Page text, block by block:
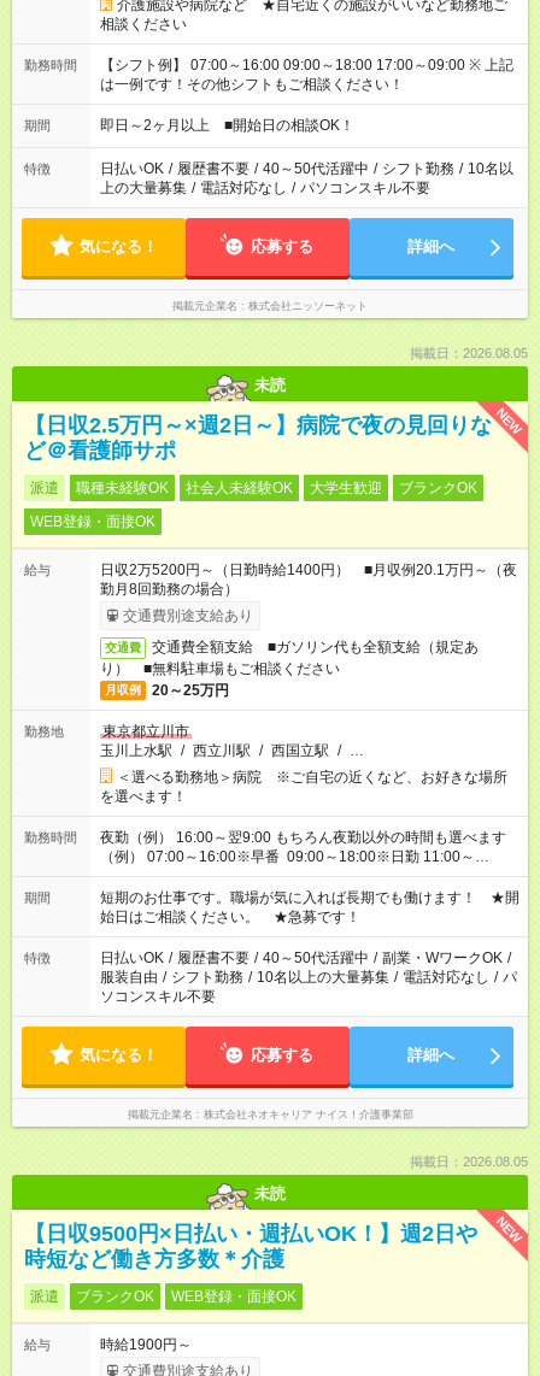
介護施設や病院など ★自宅近くの施設がいいなど勤務地ご
相談ください
勤務時間
【シフト例】 07:00～16:00 09:00～18:00 17:00～09:00 ※ 上記
は一例です！その他シフトもご相談ください！
期間 即日～2ヶ月以上 ■開始日の相談OK！
特徴 日払いOK / 履歴書不要 / 40～50代活躍中 / シフト勤務 / 10名以
上の大量募集 / 電話対応なし / パソコンスキル不要
気になる！ 応募する 詳細へ
掲載元企業名 株式会社ニッソーネット
掲載日：2026.08.05
未読
NEW
【日収2.5万円～×週2日～】病院で夜の見回りな
ど＠看護師サポ
派遣 職種未経験OK 社会人未経験OK 大学生歓迎
ブランクOK
WEB登録・面接OK
給与
日収2万5200円～（日勤時給1400円） ■月収例20.1万円～（夜
勤月8回勤務の場合）
交通費別途支給あり
交通費
交通費全額支給 ■ガソリン代も全額支給（規定あ
り） ■無料駐車場もご相談ください
月収例 20～25万円
勤務地
東京都立川市
玉川上水駅 / 西立川駅 / 西国立駅 / …
＜選べる勤務地＞病院 ※ご自宅の近くなど、お好きな場所
を選べます！
勤務時間
夜勤（例） 16:00～翌9:00 もちろん夜勤以外の時間も選べます
（例） 07:00～16:00※早番 09:00～18:00※日勤 11:00～
20:00※遅番 ※時間は、固定・選べる施設もあるので、ご希望が
あれば調整できます！ ※シフト制。勤務地により実働時間が異
なります。★家庭の都合でお休みが必要な場合も遠慮なくご相談
ください。
期間
短期のお仕事です。職場が気に入れば長期でも働けます！ ★開
始日はご相談ください。 ★急募です！
特徴 日払いOK / 履歴書不要 / 40～50代活躍中 / 副業・WワークOK /
服装自由 / シフト勤務 / 10名以上の大量募集 / 電話対応なし / パ
ソコンスキル不要
気になる！ 応募する 詳細へ
掲載元企業名 株式会社ネオキャリア ナイス！介護事業部
掲載日：2026.08.05
未読
NEW
【日収9500円×日払い・週払いOK！】週2日や
時短など働き方多数＊介護
派遣 ブランクOK WEB登録・面接OK
給与
時給1900円～
交通費別途支給あり